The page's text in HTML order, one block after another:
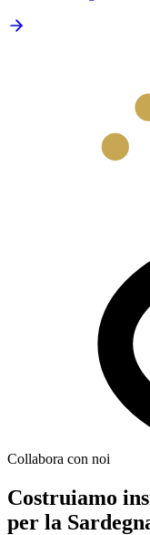
Collabora con noi
Costruiamo
per la